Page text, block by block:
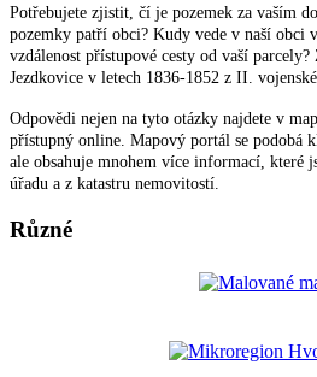
Potřebujete zjistit, čí je pozemek za vaším
pozemky patří obci? Kudy vede v naší obci
vzdálenost přístupové cesty od vaší
Jezdkovice v letech 1836-1852 z II.
Odpovědi nejen na tyto otázky najdete v
přístupný online. Mapový portál se podobá
ale obsahuje mnohem více informací, které
úřadu a z katastru nemovitostí.
Různé